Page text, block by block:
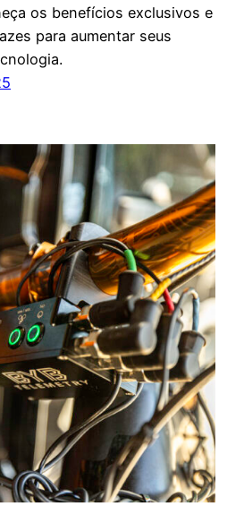
os benefícios exclusivos e
para aumentar seus